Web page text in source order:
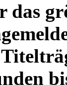
das